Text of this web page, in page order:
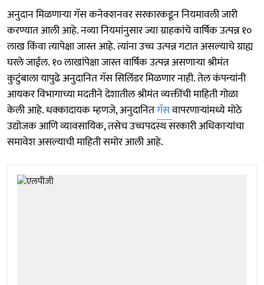
अनुदान मिळणाऱ्या गॅस कनेक्शनवर सरकारकडून नियमावली जारी
करण्यात आली आहे. नव्या नियमांनुसार ज्या ग्राहकांचे वार्षिक उत्पन्न १०
लाख किंवा त्यापेक्षा जास्त आहे. त्यांना उच्च उत्पन्न गटात असल्याचे ग्राह्य
घरले जाईल. १० लाखांपेक्षा जास्त वार्षिक उत्पन्न असणाऱ्या श्रीमंत
कुटुंबाला यापुढे अनुदानित गॅस सिलिंडर मिळणार नाही. तेल कंपन्यांनी
आयकर विभागाच्या मदतीने देशातील श्रीमंत व्यक्तींची माहिती गोळा
केली आहे. धक्कादायक म्हणजे, अनुदानितगॅसवापरणाऱ्यांमध्ये मोठे
उद्योजक आणि व्यावसायिक, तसेच उच्चपदस्थ सरकारी अधिकाऱ्यांचा
समावेश असल्याची माहिती समोर आली आहे.